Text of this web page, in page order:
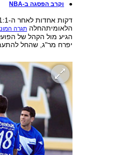
וקרב הפסגה ב-NBA
הלאומיתהחלה תגרה
הגיע מול הקהל של
יפרח מר"ג, שהחל